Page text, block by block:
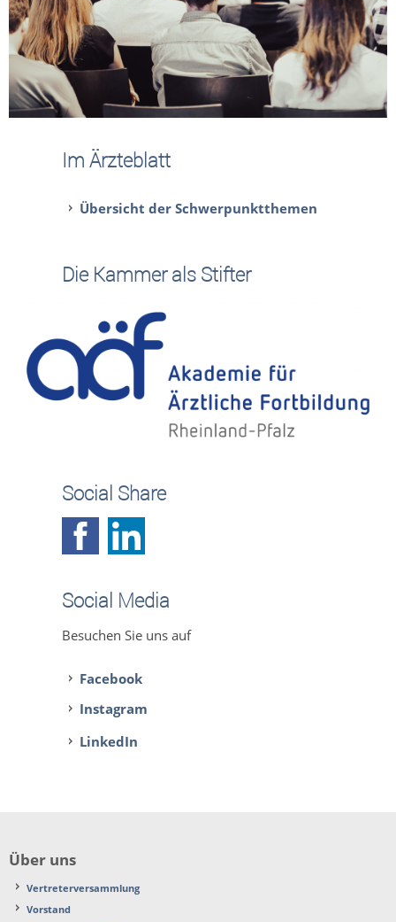
Im Ärzteblatt
Übersicht der Schwerpunktthemen
Die Kammer als Stifter
Social Share
Social Media
Besuchen Sie uns auf
Facebook
Instagram
LinkedIn
Über uns
Vertreterversammlung
Vorstand